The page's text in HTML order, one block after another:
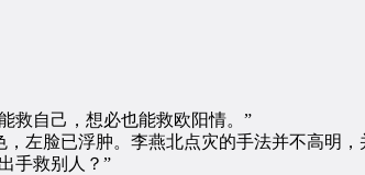
自己，想必也能救欧阳情。”
脸已浮肿。李燕北点灾的手法并不高明，
手救别人？”